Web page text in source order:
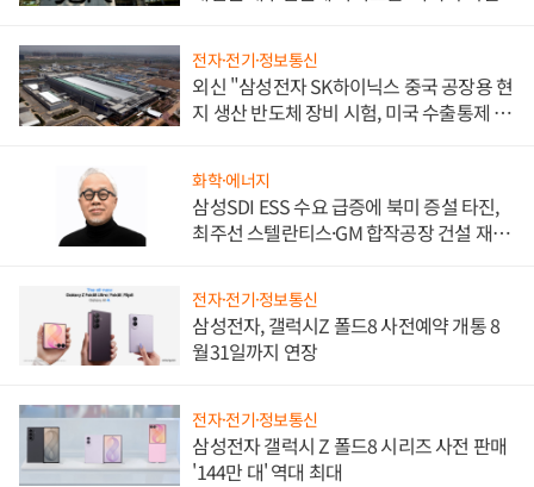
전자·전기·정보통신
외신 "삼성전자 SK하이닉스 중국 공장용 현
지 생산 반도체 장비 시험, 미국 수출통제 대
화학·에너지
삼성SDI ESS 수요 급증에 북미 증설 타진,
최주선 스텔란티스·GM 합작공장 건설 재추
전자·전기·정보통신
삼성전자, 갤럭시Z 폴드8 사전예약 개통 8
월31일까지 연장
전자·전기·정보통신
삼성전자 갤럭시 Z 폴드8 시리즈 사전 판매
'144만 대' 역대 최대